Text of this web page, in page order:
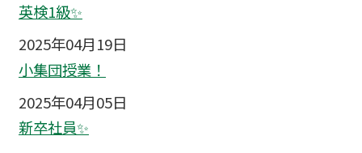
英検1級✨
2025年04月19日
小集団授業！
2025年04月05日
新卒社員✨